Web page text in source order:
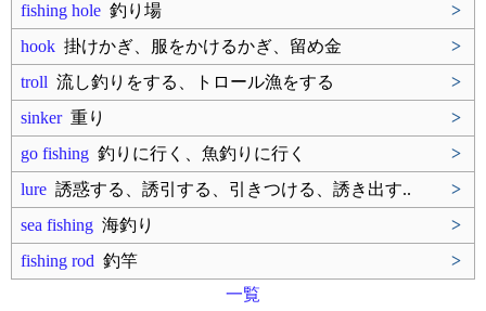
fishing hole 釣り場
>
hook 掛けかぎ、服をかけるかぎ、留め金
>
troll 流し釣りをする、トロール漁をする
>
sinker重り
>
go fishing 釣りに行く、魚釣りに行く
>
lure 誘惑する、誘引する、引きつける、誘き出す..
>
sea fishing 海釣り
>
fishing rod 釣竿
>
一覧